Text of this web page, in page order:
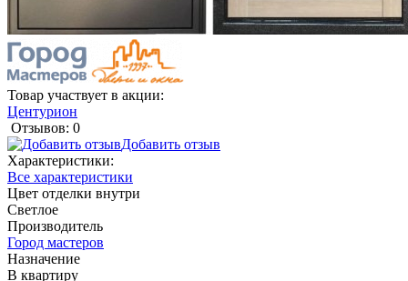
Товар участвует в акции:
Центурион
Отзывов: 0
Добавить отзыв
Характеристики:
Все характеристики
Цвет отделки внутри
Светлое
Производитель
Город мастеров
Назначение
В квартиру